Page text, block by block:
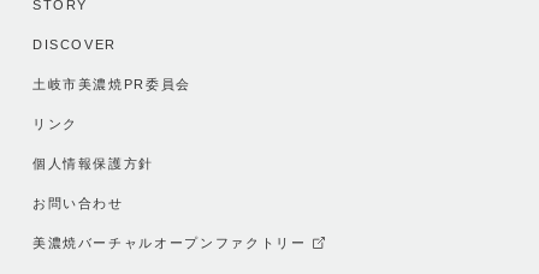
STORY
DISCOVER
土岐市美濃焼PR委員会
リンク
個人情報保護方針
お問い合わせ
美濃焼バーチャルオープンファクトリー